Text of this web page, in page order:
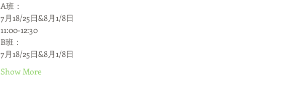
A班：
7月18/25日&8月1/8日
11:00-12:30
B班：
7月18/25日&8月1/8日
Show More